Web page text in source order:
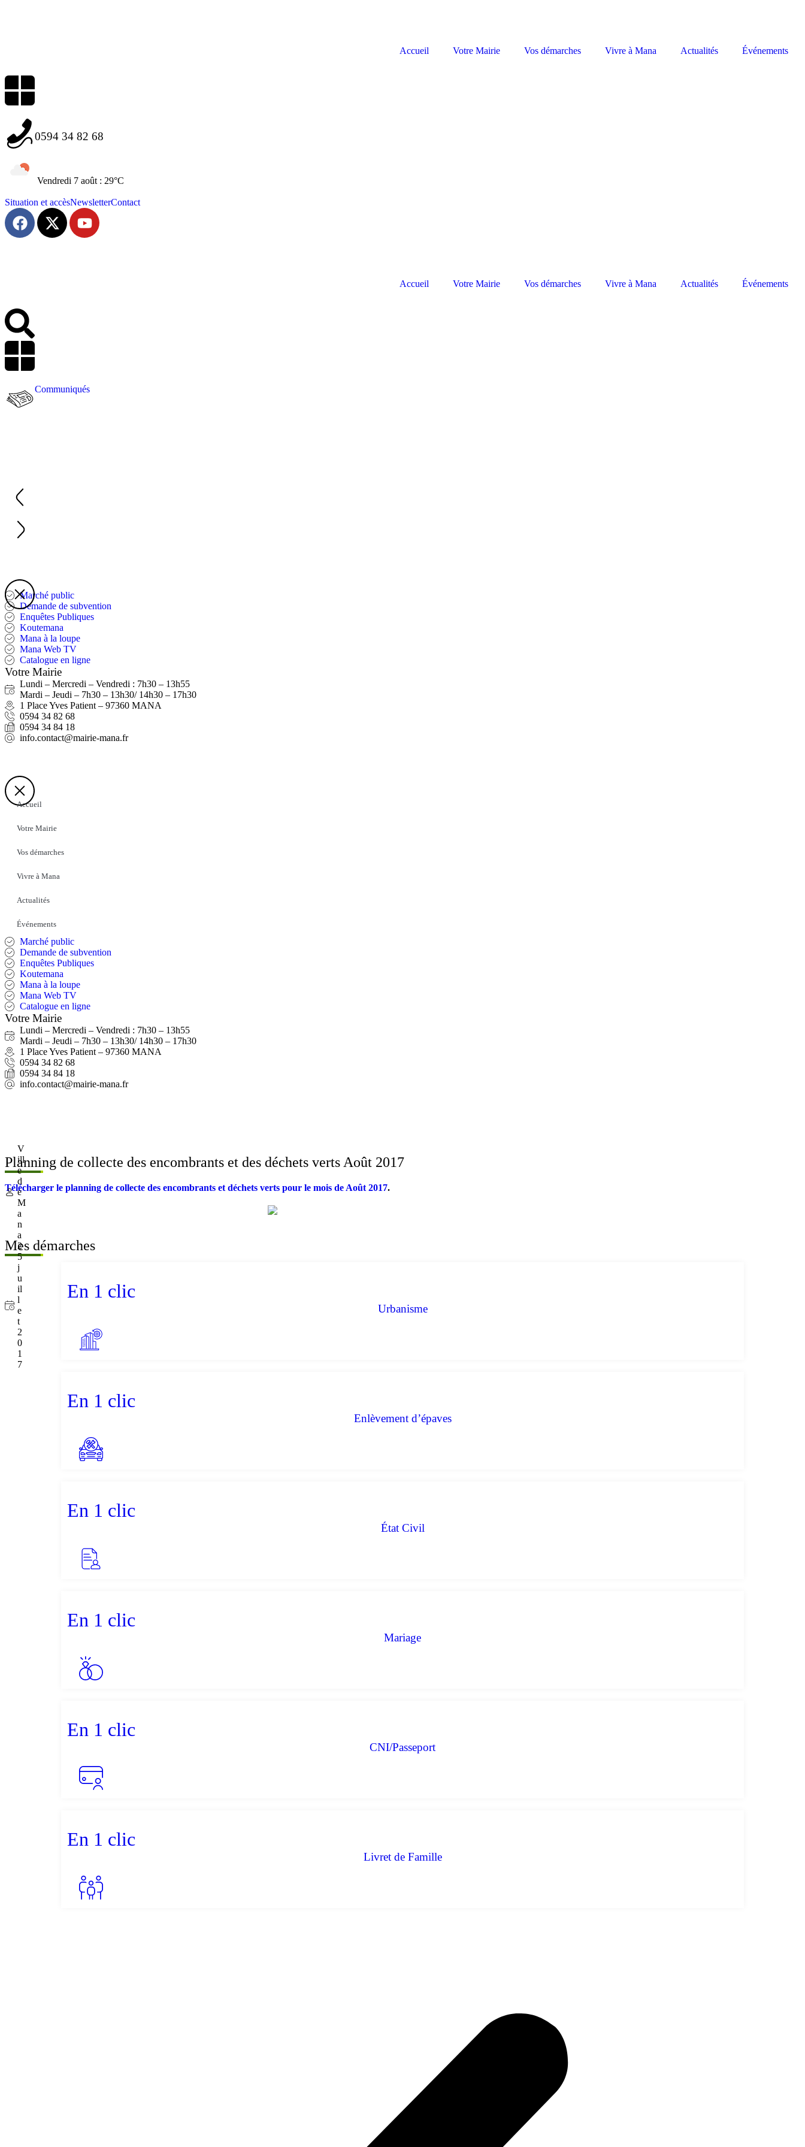
Accueil Votre Mairie Vos démarches Vivre à Mana Actualités Événements
0594 34 82 68
Vendredi 7 août : 29°C
Situation et accèsNewsletterContact
Accueil Votre Mairie Vos démarches Vivre à Mana Actualités Événements
Communiqués
Marché public
Demande de subvention
Enquêtes Publiques
Koutemana
Mana à la loupe
Mana Web TV
Catalogue en ligne
Votre Mairie
Lundi – Mercredi – Vendredi : 7h30 – 13h55
Mardi – Jeudi – 7h30 – 13h30/ 14h30 – 17h30
1 Place Yves Patient – 97360 MANA
0594 34 82 68
0594 34 84 18
info.contact@mairie-mana.fr
Accueil
Votre Mairie
Vos démarches
Vivre à Mana
Actualités
Événements
Marché public
Demande de subvention
Enquêtes Publiques
Koutemana
Mana à la loupe
Mana Web TV
Catalogue en ligne
Votre Mairie
Lundi – Mercredi – Vendredi : 7h30 – 13h55
Mardi – Jeudi – 7h30 – 13h30/ 14h30 – 17h30
1 Place Yves Patient – 97360 MANA
0594 34 82 68
0594 34 84 18
info.contact@mairie-mana.fr
V
ill
e
d
e
M
a
n
a
2
5
j
u
il
l
e
t
2
0
1
7
Planning de collecte des encombrants et des déchets verts Août 2017
Télécharger le planning de collecte des encombrants et déchets verts pour le mois de Août 2017.
Mes démarches
En 1 clic
Urbanisme
En 1 clic
Enlèvement d’épaves
En 1 clic
État Civil
En 1 clic
Mariage
En 1 clic
CNI/Passeport
En 1 clic
Livret de Famille